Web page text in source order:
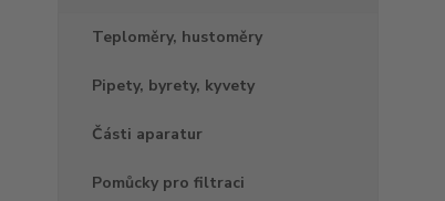
Teploměry, hustoměry
Pipety, byrety, kyvety
Části aparatur
Pomůcky pro filtraci